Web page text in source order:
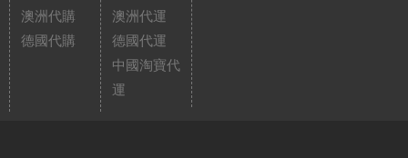
澳洲代購
德國代購
澳洲代運
德國代運
中國淘寶代
運